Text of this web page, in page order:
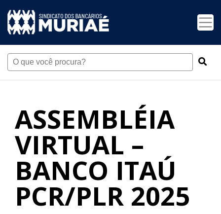
ASSEMBLÉIA
VIRTUAL –
BANCO ITAÚ
PCR/PLR 2025